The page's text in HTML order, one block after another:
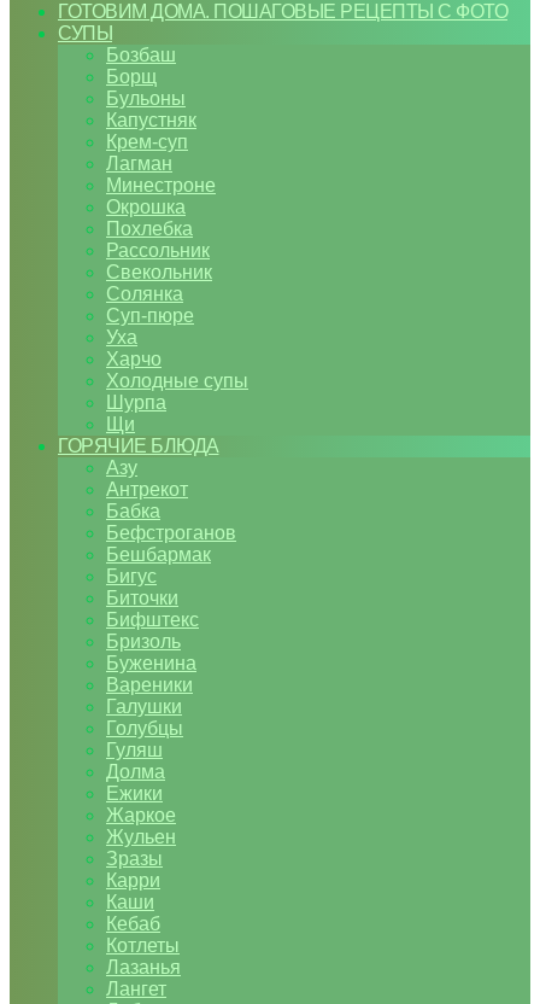
ГОТОВИМ ДОМА. ПОШАГОВЫЕ РЕЦЕПТЫ С ФОТО
СУПЫ
Бозбаш
Борщ
Бульоны
Капустняк
Крем-суп
Лагман
Минестроне
Окрошка
Похлебка
Рассольник
Свекольник
Солянка
Суп-пюре
Уха
Харчо
Холодные супы
Шурпа
Щи
ГОРЯЧИЕ БЛЮДА
Азу
Антрекот
Бабка
Бефстроганов
Бешбармак
Бигус
Биточки
Бифштекс
Бризоль
Буженина
Вареники
Галушки
Голубцы
Гуляш
Долма
Ежики
Жаркое
Жульен
Зразы
Карри
Каши
Кебаб
Котлеты
Лазанья
Лангет